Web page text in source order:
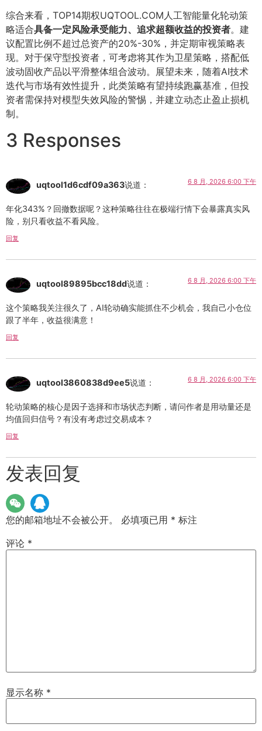
综合来看，TOP14期权UQTOOL.COM人工智能量化轮动策
略适合具备一定风险承受能力、追求超额收益的投资者。建
议配置比例不超过总资产的20%-30%，并定期审视策略表
现。对于保守型投资者，可考虑将其作为卫星策略，搭配低
波动固收产品以平滑整体组合波动。展望未来，随着AI技术
迭代与市场有效性提升，此类策略有望持续跑赢基准，但投
资者需保持对模型失效风险的警惕，并建立动态止盈止损机
制。
3 Responses
uqtool1d6cdf09a363说道： 6 8 月, 2026 6:00 下午
年化343%？回撤数据呢？这种策略往往在极端行情下会暴露真实风
险，别只看收益不看风险。
回复
uqtool89895bcc18dd说道： 6 8 月, 2026 6:00 下午
这个策略我关注很久了，AI轮动确实能抓住不少机会，我自己小仓位
跟了半年，收益很满意！
回复
uqtool3860838d9ee5说道： 6 8 月, 2026 6:00 下午
轮动策略的核心是因子选择和市场状态判断，请问作者是用动量还是
均值回归信号？有没有考虑过交易成本？
回复
发表回复
您的邮箱地址不会被公开。 必填项已用 * 标注
评论 *
显示名称 *